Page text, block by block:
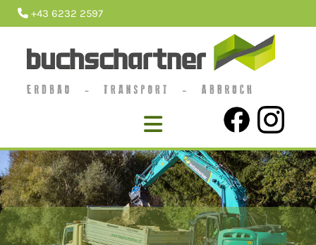
 +43 6232 2597
KONTAKT